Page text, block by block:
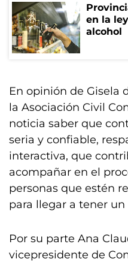
en la
alcohol
En opinión de Gisela
la Asociación Civil
noticia saber que
seria y confiable,
interactiva, que
acompañar en el
personas que estén
para llegar a tener un
Por su parte Ana
vicepresidente de